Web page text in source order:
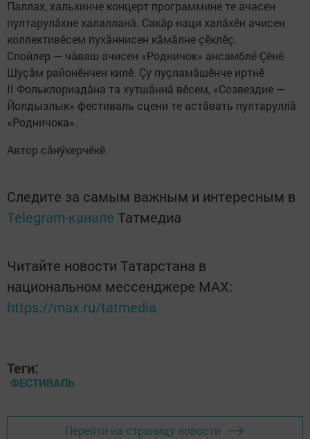
Паллах, хальхинче концерт программине те ачасен
пултарулăхне халалланă. Сакăр наци халăхӗн ачисен
коллективӗсем пухăннисен кăмăлне çӗклӗç.
Спойлер — чăваш ачисен «Родничок» ансамблӗ Çӗнӗ
Шуçăм районӗнчен килӗ. Çу пуçламăшӗнче иртнӗ
II Фольклориадăна та хутшăннă вӗсем, «Созвездие —
Йолдызлык» фестиваль сцени те астăвать пултаруллă
«Родничока».
Автор сăнӳкерчӗкӗ.
Следите за самым важным и интересным в
Telegram-канале Татмедиа
Читайте новости Татарстана в
национальном мессенджере MАХ:
https://max.ru/tatmedia
Теги:
ФЕСТИВАЛЬ
Перейти на страницу новости